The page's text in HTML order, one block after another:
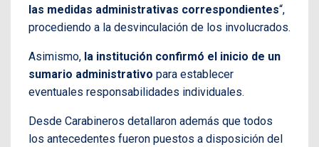
las medidas administrativas correspondientes“,
procediendo a la desvinculación de los involucrados.
Asimismo, la institución confirmó el inicio de un
sumario administrativo para establecer
eventuales responsabilidades individuales.
Desde Carabineros detallaron además que todos
los antecedentes fueron puestos a disposición del